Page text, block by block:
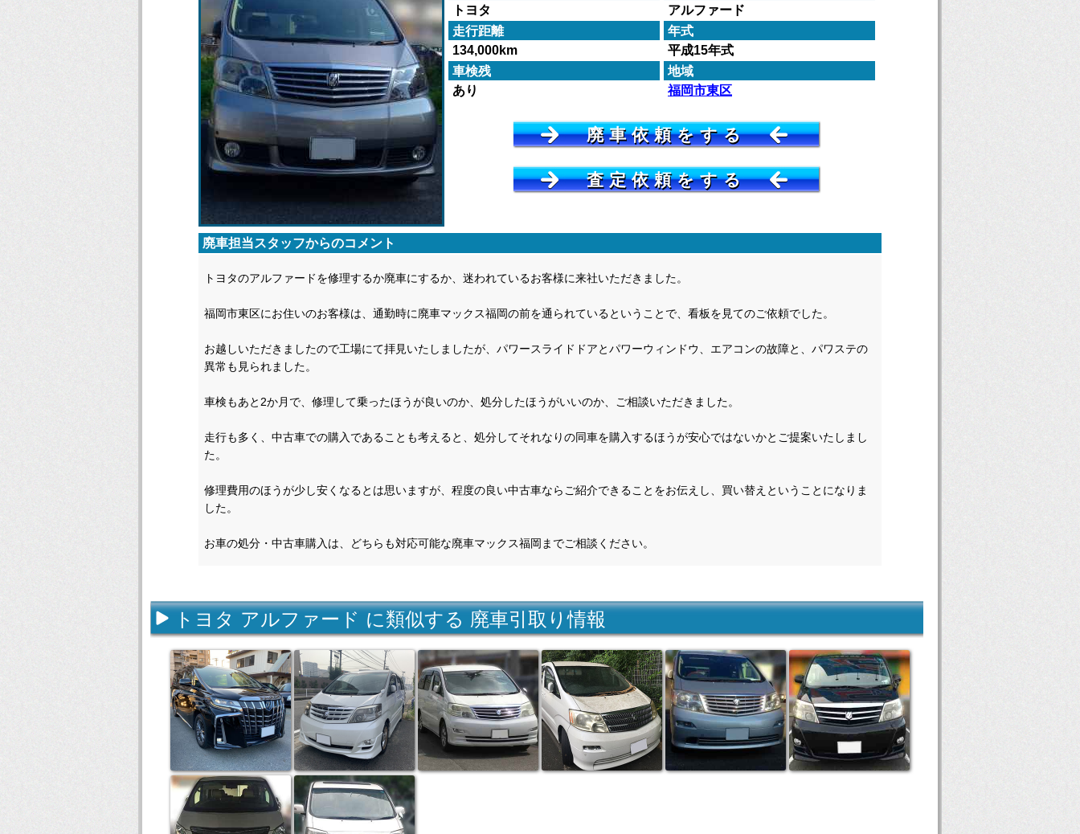
トヨタ
アルファード
走行距離
年式
134,000km
平成15年式
車検残
地域
あり
福岡市東区
廃車担当スタッフからのコメント
トヨタのアルファードを修理するか廃車にするか、迷われているお客様に来社いただきました。
福岡市東区にお住いのお客様は、通勤時に廃車マックス福岡の前を通られているということで、看板を見てのご依頼でした。
お越しいただきましたので工場にて拝見いたしましたが、パワースライドドアとパワーウィンドウ、エアコンの故障と、パワステの
異常も見られました。
車検もあと2か月で、修理して乗ったほうが良いのか、処分したほうがいいのか、ご相談いただきました。
走行も多く、中古車での購入であることも考えると、処分してそれなりの同車を購入するほうが安心ではないかとご提案いたしまし
た。
修理費用のほうが少し安くなるとは思いますが、程度の良い中古車ならご紹介できることをお伝えし、買い替えということになりま
した。
お車の処分・中古車購入は、どちらも対応可能な廃車マックス福岡までご相談ください。
廃車依頼をする
査定依頼をする
トヨタ アルファード に類似する 廃車引取り情報